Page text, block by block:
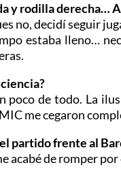
y rodilla derecha…
no, decidí seguir
estaba lleno…
poco de todo. La
me cegaron
partido frente al
acabé de romper por